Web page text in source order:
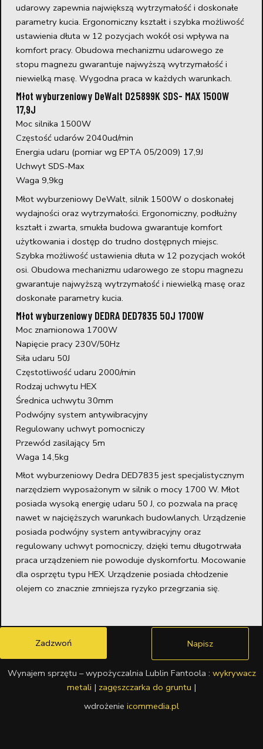
udarowy zapewnia największą wytrzymałość i doskonałe
parametry kucia. Ergonomiczny kształt i szybka możliwość
ustawienia dłuta w 12 pozycjach wokół osi wpływa na
komfort pracy. Obudowa mechanizmu udarowego ze
stopu magnezu gwarantuje najwyższą wytrzymałość i
niewielką masę. Wygodna praca w każdych warunkach.
Młot wyburzeniowy DeWalt D25899K SDS- MAX 1500W
17,9J
Moc silnika 1500W
Częstość udarów 2040ud/min
Energia udaru (pomiar wg EPTA 05/2009) 17,9J
Uchwyt SDS-Max
Waga 9,9kg
Młot wyburzeniowy DeWalt, silnik 1500W o doskonałej
wydajności oraz wytrzymałości. Ergonomiczny, podłużny
kształt i zwarta, smukła budowa gwarantuje komfort
użytkowania i dostęp do trudno dostępnych miejsc.
Szybka możliwość ustawienia dłuta w 12 pozycjach wokół
osi. Obudowa mechanizmu udarowego ze stopu magnezu
gwarantuje najwyższą wytrzymałość i niewielką masę oraz
doskonałe parametry kucia.
Młot wyburzeniowy DEDRA DED7835 50J 1700W
Moc znamionowa 1700W
Napięcie pracy 230V/50Hz
Siła udaru 50J
Częstotliwość udaru 2000/min
Rodzaj uchwytu HEX
Średnica uchwytu 30mm
Podwójny system antywibracyjny
Regulowany uchwyt pomocniczy
Przewód zasilający 5m
Waga 14,5kg
Młot wyburzeniowy Dedra DED7835 jest specjalistycznym
narzędziem wyposażonym w silnik o mocy 1700 W. Młot
posiada wysoką energię udaru 50 J, co pozwala na pracę
nawet w najcięższych warunkach budowlanych. Urządzenie
posiada podwójny system antywibracyjny oraz
regulowany uchwyt pomocniczy, dzięki temu długotrwała
praca urządzeniem nie powoduje dyskomfortu. Mocowanie
dla osprzętu typu HEX. Urządzenie posiada chłodzenie
olejem co znacznie zmniejsza ryzyko przegrzania się.
Zadzwoń Napisz
Wynajem sprzętu – wypożyczalnia Lublin Fantoola : wykrywacz
metali | zagęszczarka do gruntu |
wdrożenie icommedia.pl